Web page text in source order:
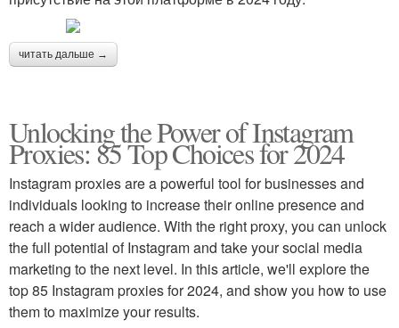
читать дальше →
Unlocking the Power of Instagram
Proxies: 85 Top Choices for 2024
Instagram proxies are a powerful tool for businesses and
individuals looking to increase their online presence and
reach a wider audience. With the right proxy, you can unlock
the full potential of Instagram and take your social media
marketing to the next level. In this article, we'll explore the
top 85 Instagram proxies for 2024, and show you how to use
them to maximize your results.